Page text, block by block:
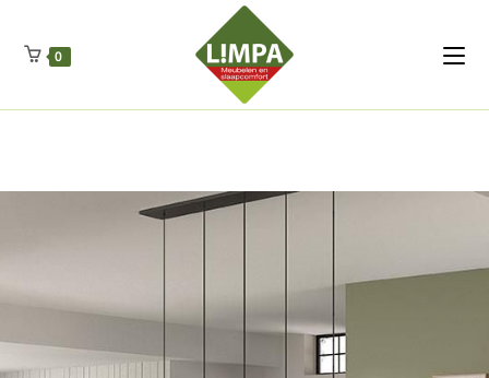
Regenschut
Drueckerpro
Fettsauren Dekemax Kapselmed
Luftkuhlen Zauberfan Netzfenste Insektensc
0